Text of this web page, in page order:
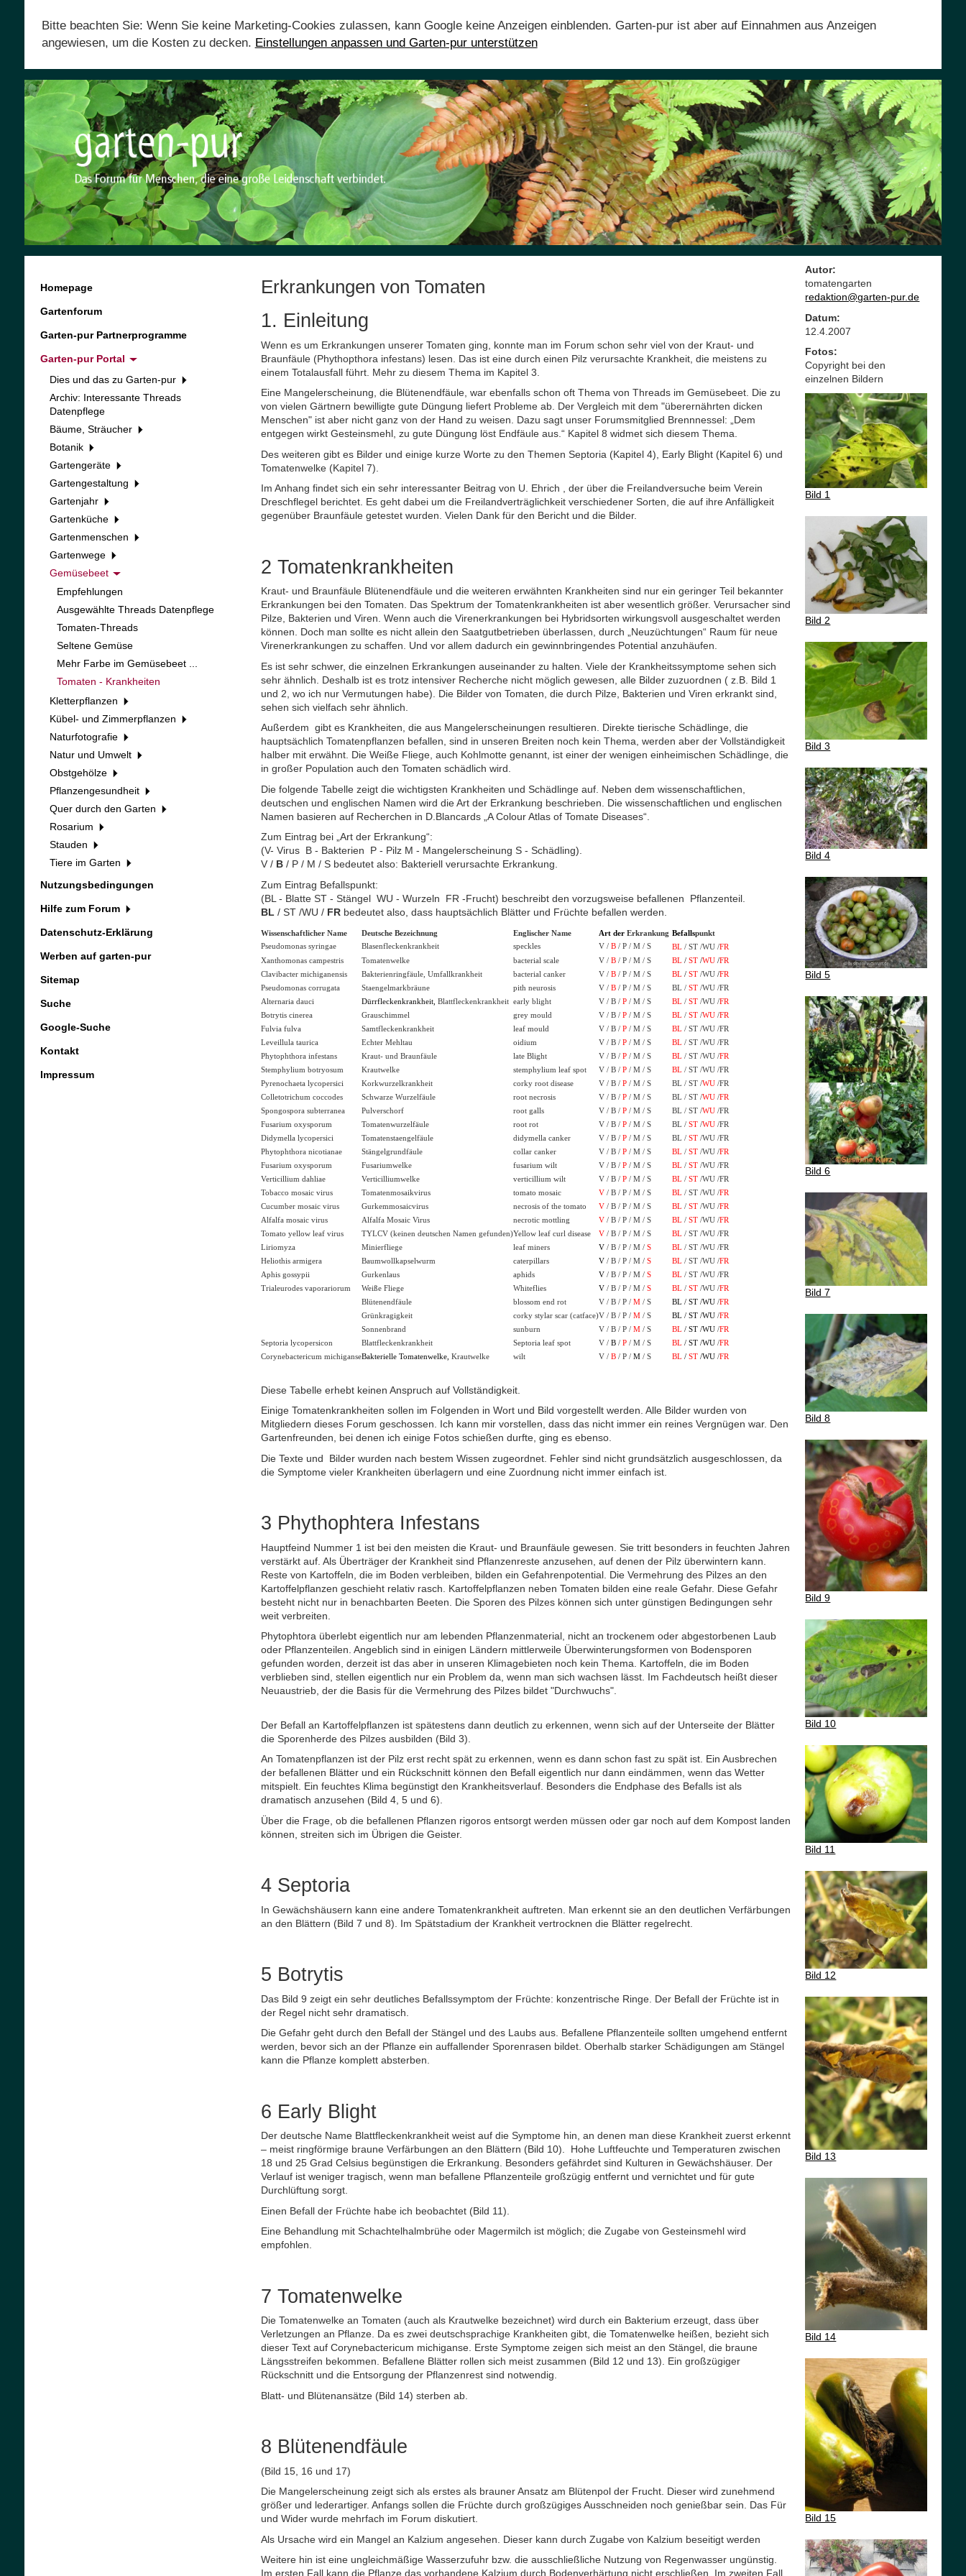
Bitte beachten Sie: Wenn Sie keine Marketing-Cookies zulassen, kann Google keine Anzeigen einblenden. Garten-pur ist aber auf Einnahmen aus Anzeigen
angewiesen, um die Kosten zu decken. Einstellungen anpassen und Garten-pur unterstützen
Homepage
Gartenforum
Garten-pur Partnerprogramme
Garten-pur Portal
Dies und das zu Garten-pur
Archiv: Interessante Threads
Datenpflege
Bäume, Sträucher
Botanik
Gartengeräte
Gartengestaltung
Gartenjahr
Gartenküche
Gartenmenschen
Gartenwege
Gemüsebeet
Empfehlungen
Ausgewählte Threads Datenpflege
Tomaten-Threads
Seltene Gemüse
Mehr Farbe im Gemüsebeet ...
Tomaten - Krankheiten
Kletterpflanzen
Kübel- und Zimmerpflanzen
Naturfotografie
Natur und Umwelt
Obstgehölze
Pflanzengesundheit
Quer durch den Garten
Rosarium
Stauden
Tiere im Garten
Nutzungsbedingungen
Hilfe zum Forum
Datenschutz-Erklärung
Werben auf garten-pur
Sitemap
Suche
Google-Suche
Kontakt
Impressum
Erkrankungen von Tomaten
1. Einleitung
Wenn es um Erkrankungen unserer Tomaten ging, konnte man im Forum schon sehr viel von der Kraut- und
Braunfäule (Phythopthora infestans) lesen. Das ist eine durch einen Pilz verursachte Krankheit, die meistens zu
einem Totalausfall führt. Mehr zu diesem Thema im Kapitel 3.
Eine Mangelerscheinung, die Blütenendfäule, war ebenfalls schon oft Thema von Threads im Gemüsebeet. Die zu
von vielen Gärtnern bewilligte gute Düngung liefert Probleme ab. Der Vergleich mit dem "überernährten dicken
Menschen" ist aber nicht ganz von der Hand zu weisen. Dazu sagt unser Forumsmitglied Brennnessel: „Dem
entgegen wirkt Gesteinsmehl, zu gute Düngung löst Endfäule aus.“ Kapitel 8 widmet sich diesem Thema.
Des weiteren gibt es Bilder und einige kurze Worte zu den Themen Septoria (Kapitel 4), Early Blight (Kapitel 6) und
Tomatenwelke (Kapitel 7).
Im Anhang findet sich ein sehr interessanter Beitrag von U. Ehrich , der über die Freilandversuche beim Verein
Dreschflegel berichtet. Es geht dabei um die Freilandverträglichkeit verschiedener Sorten, die auf ihre Anfälligkeit
gegenüber Braunfäule getestet wurden. Vielen Dank für den Bericht und die Bilder.
2 Tomatenkrankheiten
Kraut- und Braunfäule Blütenendfäule und die weiteren erwähnten Krankheiten sind nur ein geringer Teil bekannter
Erkrankungen bei den Tomaten. Das Spektrum der Tomatenkrankheiten ist aber wesentlich größer. Verursacher sind
Pilze, Bakterien und Viren. Wenn auch die Virenerkrankungen bei Hybridsorten wirkungsvoll ausgeschaltet werden
können. Doch man sollte es nicht allein den Saatgutbetrieben überlassen, durch „Neuzüchtungen“ Raum für neue
Virenerkrankungen zu schaffen. Und vor allem dadurch ein gewinnbringendes Potential anzuhäufen.
Es ist sehr schwer, die einzelnen Erkrankungen auseinander zu halten. Viele der Krankheitssymptome sehen sich
sehr ähnlich. Deshalb ist es trotz intensiver Recherche nicht möglich gewesen, alle Bilder zuzuordnen ( z.B. Bild 1
und 2, wo ich nur Vermutungen habe). Die Bilder von Tomaten, die durch Pilze, Bakterien und Viren erkrankt sind,
sehen sich vielfach sehr ähnlich.
Außerdem gibt es Krankheiten, die aus Mangelerscheinungen resultieren. Direkte tierische Schädlinge, die
hauptsächlich Tomatenpflanzen befallen, sind in unseren Breiten noch kein Thema, werden aber der Vollständigkeit
halber mit erwähnt. Die Weiße Fliege, auch Kohlmotte genannt, ist einer der wenigen einheimischen Schädlinge, die
in großer Population auch den Tomaten schädlich wird.
Die folgende Tabelle zeigt die wichtigsten Krankheiten und Schädlinge auf. Neben dem wissenschaftlichen,
deutschen und englischen Namen wird die Art der Erkrankung beschrieben. Die wissenschaftlichen und englischen
Namen basieren auf Recherchen in D.Blancards „A Colour Atlas of Tomate Diseases“.
Zum Eintrag bei „Art der Erkrankung“:
(V- Virus B - Bakterien P - Pilz M - Mangelerscheinung S - Schädling).
V / B/ P / M / S bedeutet also: Bakteriell verursachte Erkrankung.
Zum Eintrag Befallspunkt:
(BL - Blatte ST - Stängel WU - Wurzeln FR -Frucht) beschreibt den vorzugsweise befallenen Pflanzenteil.
BL / ST /WU / FRbedeutet also, dass hauptsächlich Blätter und Früchte befallen werden.
Wissenschaftlicher Name Deutsche Bezeichnung Englischer Name Art der Erkrankung Befallspunkt
Pseudomonas syringae
Blasenfleckenkrankheit speckles V / B/ P / M / S BL / ST /WU /FR
Xanthomonas campestris
Tomatenwelke bacterial scale V / B/ P / M / S BL /ST /WU /FR
Clavibacter michiganensis
Bakterienringfäule, Umfallkrankheit bacterial canker V / B/ P / M / S BL /ST/WU /FR
Pseudomonas corrugata
Staengelmarkbräune pith neurosis V / B/ P / M / S BL / ST/WU /FR
Alternaria dauci
Dürrfleckenkrankheit, Blattfleckenkrankheit early blight V / B / P/ M / S BL / ST/WU /FR
Botrytis cinerea
Grauschimmel grey mould V / B / P/ M / S BL / ST/WU/FR
Fulvia fulva
Samtfleckenkrankheit leaf mould V / B / P/ M / S BL / ST /WU /FR
Leveillula taurica
Echter Mehltau oidium V / B / P/ M / S BL / ST /WU /FR
Phytophthora infestans
Kraut- und Braunfäule late Blight V / B / P/ M / S BL / ST /WU /FR
Stemphylium botryosum
Krautwelke stemphylium leaf spot V / B / P/ M / S BL / ST /WU /FR
Pyrenochaeta lycopersici
Korkwurzelkrankheit corky root disease V / B / P/ M / S BL / ST /WU /FR
Colletotrichum coccodes
Schwarze Wurzelfäule root necrosis V / B / P/ M / S BL / ST /WU /FR
Spongospora subterranea
Pulverschorf root galls V / B / P/ M / S BL / ST /WU/FR
Fusarium oxysporum
Tomatenwurzelfäule root rot V / B / P/ M / S BL / ST/WU/FR
Didymella lycopersici
Tomatenstaengelfäule didymella canker V / B / P/ M / S BL / ST/WU /FR
Phytophthora nicotianae
Stängelgrundfäule collar canker V / B / P/ M / S BL / ST/WU /FR
Fusarium oxysporum
Fusariumwelke fusarium wilt V / B / P/ M / S BL / ST/WU /FR
Verticillium dahliae
Verticilliumwelke verticillium wilt V / B / P/ M / S BL / ST/WU /FR
Tobacco mosaic virus
Tomatenmosaikvirus tomato mosaic V/ B / P / M / S BL / ST /WU /FR
Cucumber mosaic virus
Gurkemmosaicvirus necrosis of the tomato V/ B / P / M / S BL / ST/WU /FR
Alfalfa mosaic virus
Alfalfa Mosaic Virus necrotic mottling V/ B / P / M / S BL / ST/WU /FR
Tomato yellow leaf virus
TYLCV (keinen deutschen Namen gefunden)Yellow leaf curl disease V/ B / P / M / S BL / ST /WU /FR
Liriomyza
Minierfliege leaf miners V/ B / P / M / S BL / ST /WU /FR
Heliothis armigera
Baumwollkapselwurm caterpillars V/ B / P / M / S BL / ST /WU /FR
Aphis gossypii
Gurkenlaus aphids V/ B / P / M / S BL / ST /WU /FR
Trialeurodes vaporariorum
Weiße Fliege Whiteflies V/ B / P / M / S BL / ST/WU /FR
Blütenendfäule
blossom end rot V / B / P / M/ S BL / ST /WU/FR
Grünkragigkeit
corky stylar scar (catface)V / B / P / M/ S BL / ST /WU/FR
Sonnenbrand
sunburn V / B / P / M/ S BL / ST /WU/FR
Septoria lycopersicon
Blattfleckenkrankheit Septoria leaf spot V / B/ P/ M / S BL / ST /WU/FR
Corynebactericum michiganseBakterielle Tomatenwelke, Krautwelke wilt V / B/ P / M/ S BL / ST/WU/FR
Diese Tabelle erhebt keinen Anspruch auf Vollständigkeit.
Einige Tomatenkrankheiten sollen im Folgenden in Wort und Bild vorgestellt werden. Alle Bilder wurden von
Mitgliedern dieses Forum geschossen. Ich kann mir vorstellen, dass das nicht immer ein reines Vergnügen war. Den
Gartenfreunden, bei denen ich einige Fotos schießen durfte, ging es ebenso.
Die Texte und Bilder wurden nach bestem Wissen zugeordnet. Fehler sind nicht grundsätzlich ausgeschlossen, da
die Symptome vieler Krankheiten überlagern und eine Zuordnung nicht immer einfach ist.
3 Phythophtera Infestans
Hauptfeind Nummer 1 ist bei den meisten die Kraut- und Braunfäule gewesen. Sie tritt besonders in feuchten Jahren
verstärkt auf. Als Überträger der Krankheit sind Pflanzenreste anzusehen, auf denen der Pilz überwintern kann.
Reste von Kartoffeln, die im Boden verbleiben, bilden ein Gefahrenpotential. Die Vermehrung des Pilzes an den
Kartoffelpflanzen geschieht relativ rasch. Kartoffelpflanzen neben Tomaten bilden eine reale Gefahr. Diese Gefahr
besteht nicht nur in benachbarten Beeten. Die Sporen des Pilzes können sich unter günstigen Bedingungen sehr
weit verbreiten.
Phytophtora überlebt eigentlich nur am lebenden Pflanzenmaterial, nicht an trockenem oder abgestorbenen Laub
oder Pflanzenteilen. Angeblich sind in einigen Ländern mittlerweile Überwinterungsformen von Bodensporen
gefunden worden, derzeit ist das aber in unseren Klimagebieten noch kein Thema. Kartoffeln, die im Boden
verblieben sind, stellen eigentlich nur ein Problem da, wenn man sich wachsen lässt. Im Fachdeutsch heißt dieser
Neuaustrieb, der die Basis für die Vermehrung des Pilzes bildet "Durchwuchs".
Der Befall an Kartoffelpflanzen ist spätestens dann deutlich zu erkennen, wenn sich auf der Unterseite der Blätter
die Sporenherde des Pilzes ausbilden (Bild 3).
An Tomatenpflanzen ist der Pilz erst recht spät zu erkennen, wenn es dann schon fast zu spät ist. Ein Ausbrechen
der befallenen Blätter und ein Rückschnitt können den Befall eigentlich nur dann eindämmen, wenn das Wetter
mitspielt. Ein feuchtes Klima begünstigt den Krankheitsverlauf. Besonders die Endphase des Befalls ist als
dramatisch anzusehen (Bild 4, 5 und 6).
Über die Frage, ob die befallenen Pflanzen rigoros entsorgt werden müssen oder gar noch auf dem Kompost landen
können, streiten sich im Übrigen die Geister.
4 Septoria
In Gewächshäusern kann eine andere Tomatenkrankheit auftreten. Man erkennt sie an den deutlichen Verfärbungen
an den Blättern (Bild 7 und 8). Im Spätstadium der Krankheit vertrocknen die Blätter regelrecht.
5 Botrytis
Das Bild 9 zeigt ein sehr deutliches Befallssymptom der Früchte: konzentrische Ringe. Der Befall der Früchte ist in
der Regel nicht sehr dramatisch.
Die Gefahr geht durch den Befall der Stängel und des Laubs aus. Befallene Pflanzenteile sollten umgehend entfernt
werden, bevor sich an der Pflanze ein auffallender Sporenrasen bildet. Oberhalb starker Schädigungen am Stängel
kann die Pflanze komplett absterben.
6 Early Blight
Der deutsche Name Blattfleckenkrankheit weist auf die Symptome hin, an denen man diese Krankheit zuerst erkennt
– meist ringförmige braune Verfärbungen an den Blättern (Bild 10). Hohe Luftfeuchte und Temperaturen zwischen
18 und 25 Grad Celsius begünstigen die Erkrankung. Besonders gefährdet sind Kulturen in Gewächshäuser. Der
Verlauf ist weniger tragisch, wenn man befallene Pflanzenteile großzügig entfernt und vernichtet und für gute
Durchlüftung sorgt.
Einen Befall der Früchte habe ich beobachtet (Bild 11).
Eine Behandlung mit Schachtelhalmbrühe oder Magermilch ist möglich; die Zugabe von Gesteinsmehl wird
empfohlen.
7 Tomatenwelke
Die Tomatenwelke an Tomaten (auch als Krautwelke bezeichnet) wird durch ein Bakterium erzeugt, dass über
Verletzungen an Pflanze. Da es zwei deutschsprachige Krankheiten gibt, die Tomatenwelke heißen, bezieht sich
dieser Text auf Corynebactericum michiganse. Erste Symptome zeigen sich meist an den Stängel, die braune
Längsstreifen bekommen. Befallene Blätter rollen sich meist zusammen (Bild 12 und 13). Ein großzügiger
Rückschnitt und die Entsorgung der Pflanzenrest sind notwendig.
Blatt- und Blütenansätze (Bild 14) sterben ab.
8 Blütenendfäule
(Bild 15, 16 und 17)
Die Mangelerscheinung zeigt sich als erstes als brauner Ansatz am Blütenpol der Frucht. Dieser wird zunehmend
größer und lederartiger. Anfangs sollen die Früchte durch großzügiges Ausschneiden noch genießbar sein. Das Für
und Wider wurde mehrfach im Forum diskutiert.
Als Ursache wird ein Mangel an Kalzium angesehen. Dieser kann durch Zugabe von Kalzium beseitigt werden
Weitere hin ist eine ungleichmäßige Wasserzufuhr bzw. die ausschließliche Nutzung von Regenwasser ungünstig.
Im ersten Fall kann die Pflanze das vorhandene Kalzium durch Bodenverhärtung nicht erschließen. Im zweiten Fall
Autor:
tomatengarten
redaktion@garten-pur.de
Datum:
12.4.2007
Fotos:
Copyright bei den
einzelnen Bildern
Bild 1
Bild 2
Bild 3
Bild 4
Bild 5
Bild 6
Bild 7
Bild 8
Bild 9
Bild 10
Bild 11
Bild 12
Bild 13
Bild 14
Bild 15